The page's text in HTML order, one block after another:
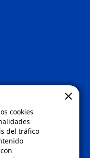
cookies
del tráfico